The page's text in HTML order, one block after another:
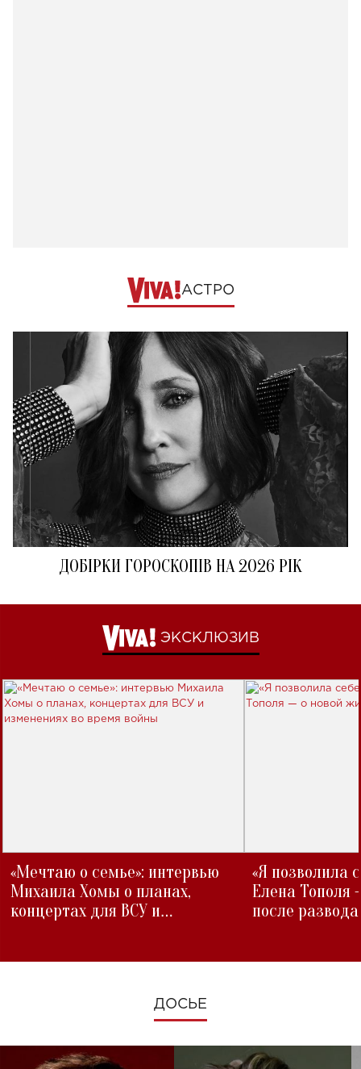
АСТРО
ДОБІРКИ ГОРОСКОПІВ НА 2026 РІК
ЭКСКЛЮЗИВ
«Мечтаю о семье»: интервью
Михаила Хомы о планах,
концертах для ВСУ и
«Я позволила
Елена Тополя
после развода
ДОСЬЕ